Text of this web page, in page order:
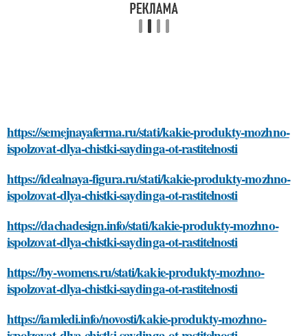
https://semejnayaferma.ru/stati/kakie-produkty-mozhno-
ispolzovat-dlya-chistki-saydinga-ot-rastitelnosti
https://idealnaya-figura.ru/stati/kakie-produkty-mozhno-
ispolzovat-dlya-chistki-saydinga-ot-rastitelnosti
https://dachadesign.info/stati/kakie-produkty-mozhno-
ispolzovat-dlya-chistki-saydinga-ot-rastitelnosti
https://by-womens.ru/stati/kakie-produkty-mozhno-
ispolzovat-dlya-chistki-saydinga-ot-rastitelnosti
https://iamledi.info/novosti/kakie-produkty-mozhno-